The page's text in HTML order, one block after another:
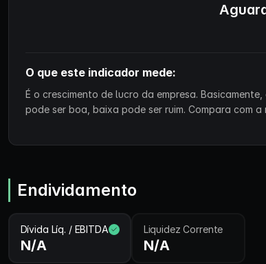
O que este indicador mede:
É o crescimento de lucro da empresa.
pode ser boa, baixa pode ser ruim. Compara com
Endividamento
Dívida Líq. / EBITDA
N/A
Liquidez Corrente
N/A